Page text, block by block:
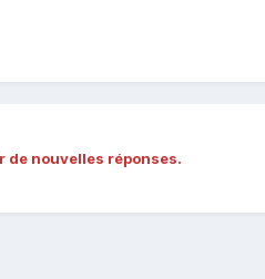
de nouvelles réponses.